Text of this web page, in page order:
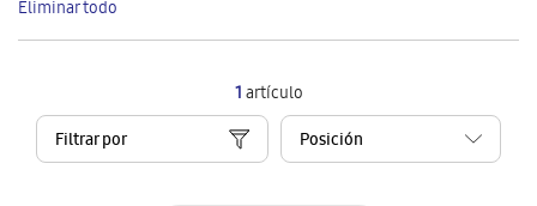
1artículo
Filtrar por
artículo
Eliminar todo